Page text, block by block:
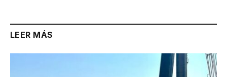
LEER MÁS